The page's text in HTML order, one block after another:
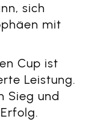
sich
mit
Cup ist
Leistung.
Sieg und